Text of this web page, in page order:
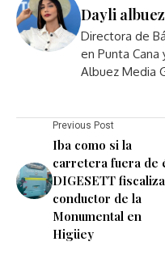
Dayli albuez
Directora de
en Punta Cana
Albuez Media
Previous Post
Iba como si la
carretera fuera de
DIGESETT fiscaliza
conductor de la
Monumental en
Higüey